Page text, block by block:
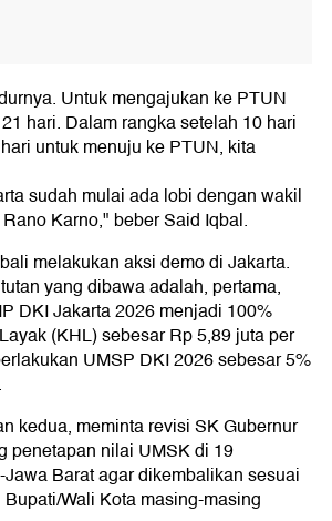
Untuk mengajukan ke PTUN
hari. Dalam rangka setelah 10 hari
untuk menuju ke PTUN, kita
sudah mulai ada lobi dengan wakil
Karno," beber Said Iqbal.
melakukan aksi demo di Jakarta.
yang dibawa adalah, pertama,
DKI Jakarta 2026 menjadi 100%
(KHL) sebesar Rp 5,89 juta per
UMSP DKI 2026 sebesar 5%
kedua, meminta revisi SK Gubernur
penetapan nilai UMSK di 19
Barat agar dikembalikan sesuai
Wali Kota masing-masing